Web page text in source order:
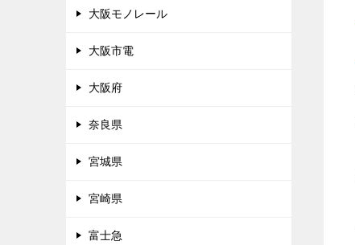
大阪モノレール
大阪市電
大阪府
奈良県
宮城県
宮崎県
富士急